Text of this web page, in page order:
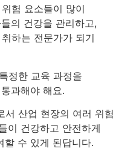
험 요소들이 많이
의 건강을 관리하고,
하는 전문가가 되기
정한 교육 과정을
과해야 해요.
서 산업 현장의 여러 위험
이 건강하고 안전하게
할 수 있게 된답니다.